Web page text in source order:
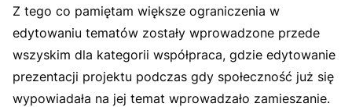
Z tego co pamiętam większe ograniczenia w
edytowaniu tematów zostały wprowadzone przede
wszyskim dla kategorii współpraca, gdzie edytowanie
prezentacji projektu podczas gdy społeczność już się
wypowiadała na jej temat wprowadzało zamieszanie.